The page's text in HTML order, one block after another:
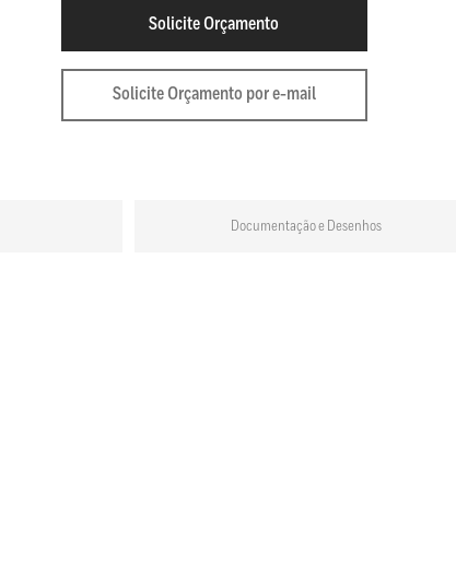
Solicite Orçamento
Solicite Orçamento por e-mail
Documentação e Desenhos